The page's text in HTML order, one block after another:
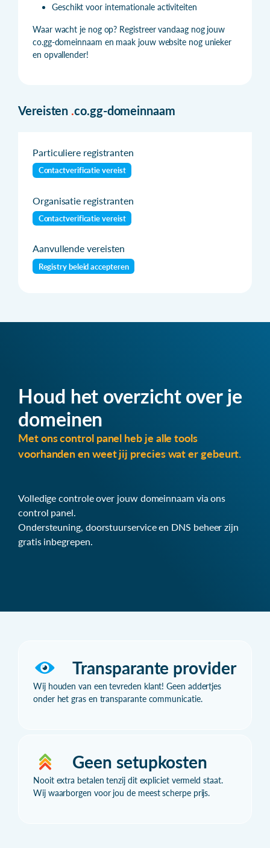
Geschikt voor internationale activiteiten
Waar wacht je nog op? Registreer vandaag nog jouw
co.gg-domeinnaam en maak jouw website nog unieker
en opvallender!
Vereisten .co.gg-domeinnaam
Particuliere registranten
Contactverificatie vereist
Organisatie registranten
Contactverificatie vereist
Aanvullende vereisten
Registry beleid accepteren
Houd het overzicht over je
domeinen
Met ons control panel heb je alle tools
voorhanden en weet jij precies wat er gebeurt.
Volledige controle over jouw domeinnaam via ons
control panel.
Ondersteuning, doorstuurservice en DNS beheer zijn
gratis inbegrepen.
Transparante provider
Wij houden van een tevreden klant! Geen addertjes
onder het gras en transparante communicatie.
Geen setupkosten
Nooit extra betalen tenzij dit expliciet vermeld staat.
Wij waarborgen voor jou de meest scherpe prijs.